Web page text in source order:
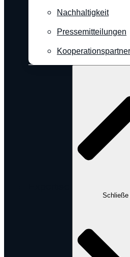
Nachhaltigkeit
Pressemitteilungen
Kooperationspartner
Schließe